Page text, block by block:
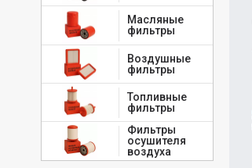
Масляные
фильтры
Воздушные
фильтры
Топливные
фильтры
Фильтры
осушителя
воздуха